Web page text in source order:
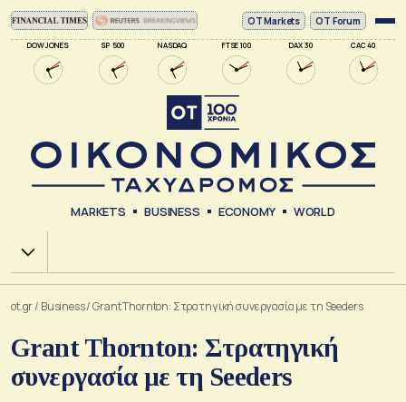
DOW JONES SP 500 NASDAQ FTSE 100 DAX 30 CAC 40
ΟΤ Markets OT Forum
MARKETS BUSINESS ECONOMY WORLD
Χ.Α.
ot.gr/ Business/Grant Thornton: Στρατηγική συνεργασία με τη Seeders
Grant Thornton: Στρατηγική
συνεργασία με τη Seeders